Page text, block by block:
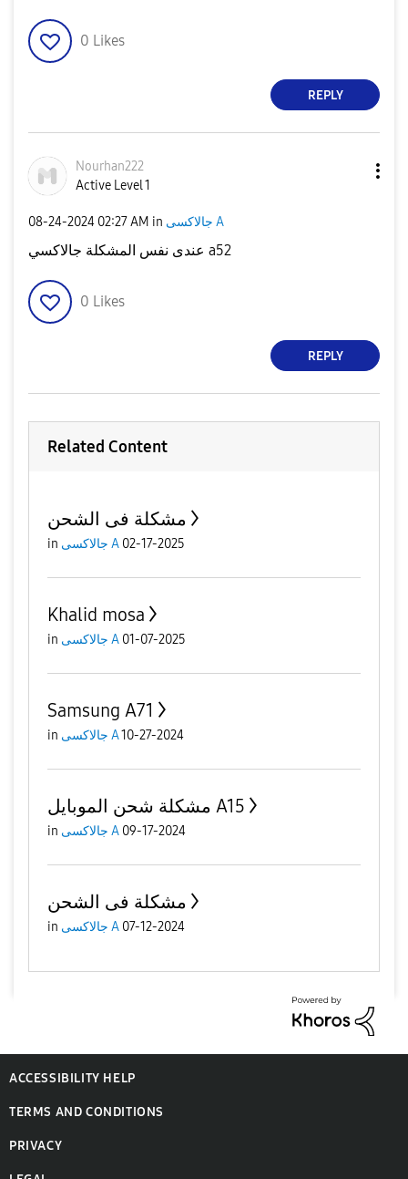
0 Likes
REPLY
Nourhan222
Active Level 1
‎08-24-2024 02:27 AM in جالاكسى A
عندى نفس المشكلة جالاكسي a52
0 Likes
REPLY
Related Content
مشكلة فى الشحن
in جالاكسى A 02-17-2025
Khalid mosa
in جالاكسى A 01-07-2025
Samsung A71
in جالاكسى A10-27-2024
مشكلة شحن الموبايل A15
in جالاكسى A 09-17-2024
مشكلة فى الشحن
in جالاكسى A 07-12-2024
ACCESSIBILITY HELP
TERMS AND CONDITIONS
PRIVACY